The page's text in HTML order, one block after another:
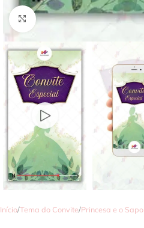
Clique para ampliar
Início/Tema do Convite/Princesa e o Sapo